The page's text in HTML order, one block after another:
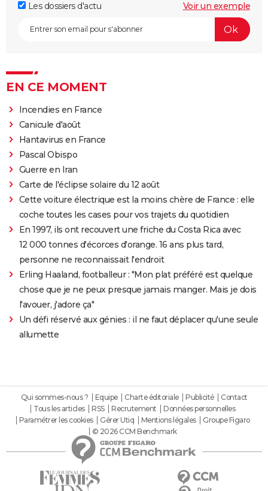
Les dossiers d'actu
Voir un exemple
EN CE MOMENT
Incendies en France
Canicule d'août
Hantavirus en France
Pascal Obispo
Guerre en Iran
Carte de l'éclipse solaire du 12 août
Cette voiture électrique est la moins chère de France : elle
coche toutes les cases pour vos trajets du quotidien
En 1997, ils ont recouvert une friche du Costa Rica avec
12 000 tonnes d'écorces d'orange. 16 ans plus tard,
personne ne reconnaissait l'endroit
Erling Haaland, footballeur : "Mon plat préféré est quelque
chose que je ne peux presque jamais manger. Mais je dois
l'avouer, j'adore ça"
Un défi réservé aux génies : il ne faut déplacer qu'une seule
allumette
Qui sommes-nous ? Equipe Charte éditoriale Publicité
Contact
Tous les articles
RSS Recrutement
Données personnelles
Paramétrer les cookies
Gérer Utiq Mentions légales
Groupe Figaro
© 2026 CCM Benchmark